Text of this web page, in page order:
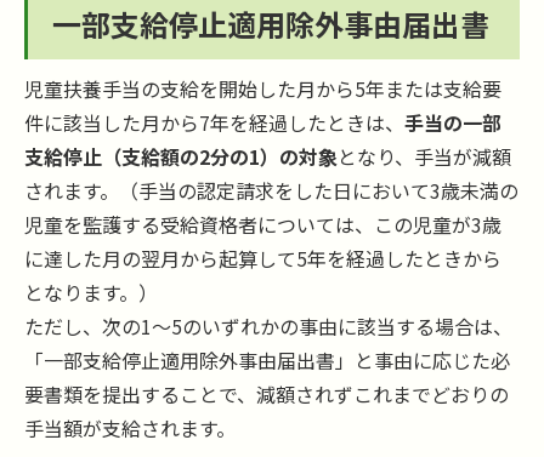
一部支給停止適用除外事由届出書
児童扶養手当の支給を開始した月から5年または支給要
件に該当した月から7年を経過したときは、 手当の一部
支給停止（支給額の2分の1）の対象となり、手当が減額
されます。（手当の認定請求をした日において3歳未満の
児童を監護する受給資格者については、この児童が3歳
に達した月の翌月から起算して5年を経過したときから
となります。）
ただし、次の1～5のいずれかの事由に該当する場合は、
「一部支給停止適用除外事由届出書」と事由に応じた必
要書類を提出することで、減額されずこれまでどおりの
手当額が支給されます。